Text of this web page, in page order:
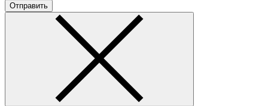
Отправить